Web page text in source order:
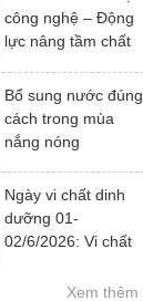
công nghệ – Động
lực nâng tầm chất
bệnh
Bổ sung nước đúng
cách trong mùa
nắng nóng
Ngày vi chất dinh
dưỡng 01-
02/6/2026: Vi chất
thiết cho sự phát
Xem thêm